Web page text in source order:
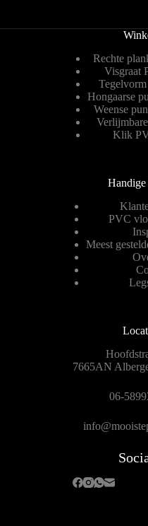
Rechte
Visgraat
Hongaarse
Weense
Klik
PVC
Meest
7665AN
06-